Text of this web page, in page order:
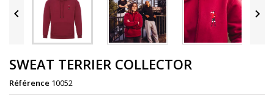
 
SWEAT TERRIER COLLECTOR
Référence 10052